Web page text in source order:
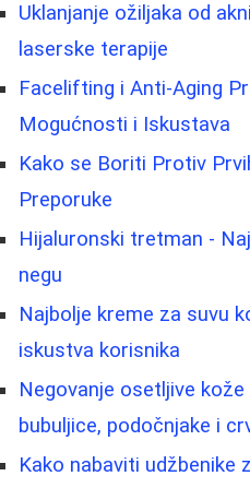
Uklanjanje ožiljaka od
laserske terapije
Facelifting i Anti-Aging
Mogućnosti i Iskustava
Kako se Boriti Protiv
Preporuke
Hijaluronski tretman -
negu
Najbolje kreme za suvu
iskustva korisnika
Negovanje osetljive
bubuljice, podočnjake i
Kako nabaviti udžbenike